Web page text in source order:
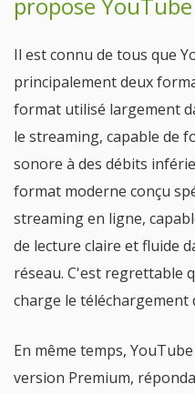
Il est connu de tous que
principalement deux
format utilisé largement
le streaming, capable de
sonore à des débits
format moderne conçu
streaming en ligne,
de lecture claire et fluide
réseau. C'est regrettable
charge le téléchargement
En même temps,
version Premium,